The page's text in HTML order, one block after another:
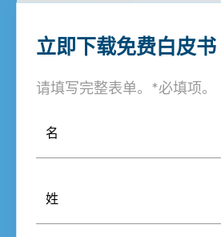
立即下载免费白皮书
请填写完整表单。*必填项。
名
姓